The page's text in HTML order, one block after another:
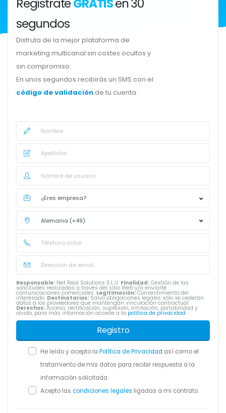
segundos
Disfruta de la mejor plataforma de
marketing multicanal sin costes ocultos y
sin compromiso.
En unos segundos recibirás un SMS con el
código de validación de tu cuenta.
Responsable: Net Real Solutions S.L.U. Finalidad: Gestión de las
solicitudes realizadas a través del sitio Web y/o enviarte
comunicaciones comerciales. Legitimación:Consentimiento del
interesado. Destinatarios: Salvo obligaciones legales sólo se cederán
datos a los proveedores que mantengan vinculación contractual.
Derechos: Acceso, rectificación, supresión, limitación, portabilidad y
olvido, para más información accede a la política de privacidad .
Registro
He leído y acepto la Política de Privacidad así como el
tratamiento de mis datos para recibir respuesta a la
información solicitada.
Acepto las condiciones legales ligadas a mi contrato.